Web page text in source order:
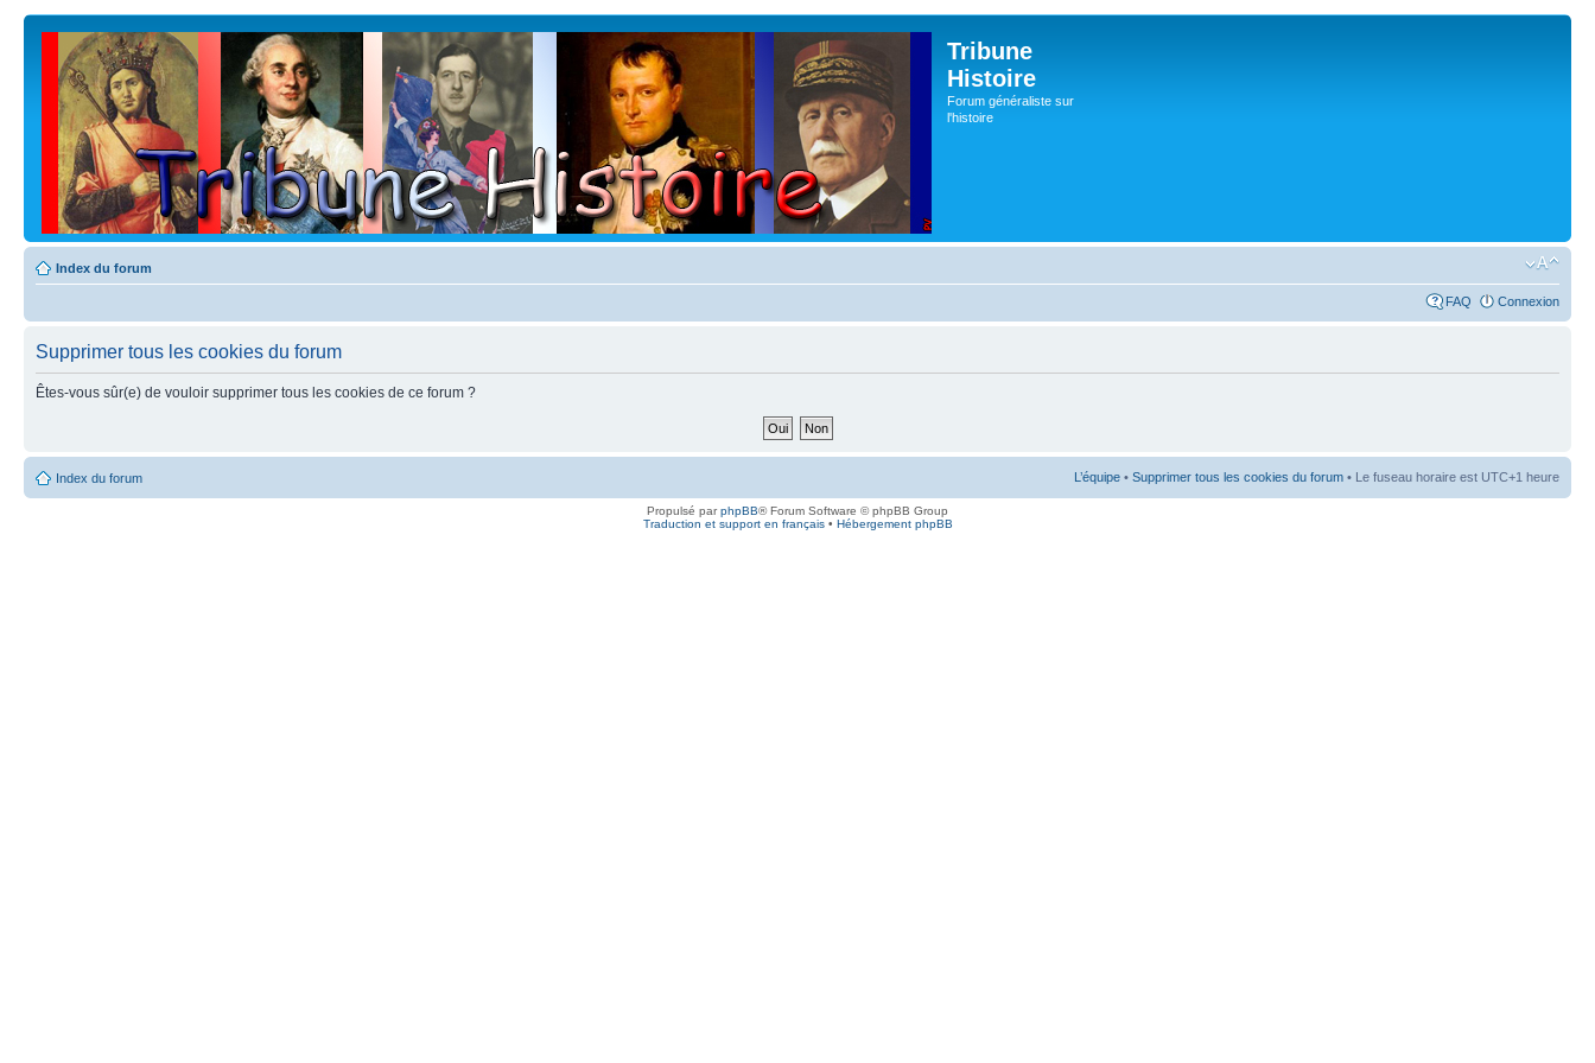
Tribune
Histoire
Forum généraliste sur
l'histoire
Index du forum
FAQ Connexion
Supprimer tous les cookies du forum
Êtes-vous sûr(e) de vouloir supprimer tous les cookies de ce forum ?
Index du forum L’équipe • Supprimer tous les cookies du forum • Le fuseau horaire est UTC+1 heure
Propulsé parphpBB® Forum Software © phpBB Group
Traduction et support en français• Hébergement phpBB